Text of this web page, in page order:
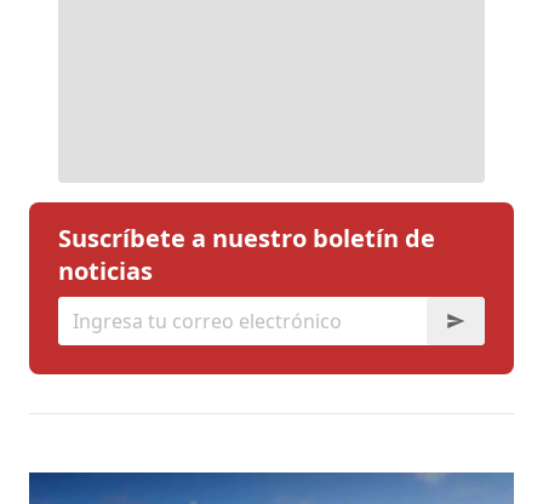
Suscríbete a nuestro boletín de
noticias